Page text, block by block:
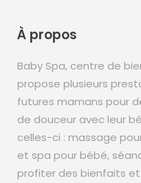
À propos
Baby Spa, centre de
propose plusieurs
futures mamans pour
de douceur avec leur
celles-ci : massage
et spa pour bébé,
profiter des bienfaits